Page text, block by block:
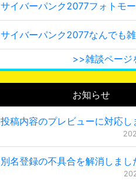
サイバーパンク2077なんでも
>>雑談ページ
お知らせ
投稿内容のプレビューに対応し
別名登録の不具合を解消しまし